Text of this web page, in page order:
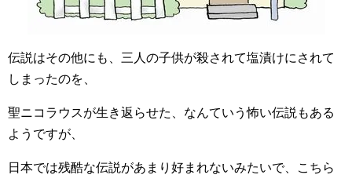
伝説はその他にも、三人の子供が殺されて塩漬けにされて
しまったのを、
聖ニコラウスが生き返らせた、なんていう怖い伝説もある
ようですが、
日本では残酷な伝説があまり好まれないみたいで、こちら